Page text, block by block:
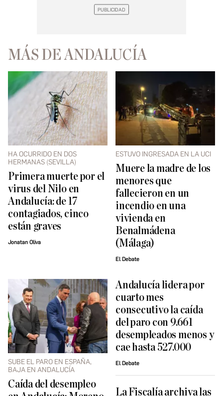
MÁS DE ANDALUCÍA
HA OCURRIDO EN DOS
HERMANAS (SEVILLA)
Primera muerte por el
virus del Nilo en
Andalucía: de 17
contagiados, cinco
están graves
Jonatan Oliva
ESTUVO INGRESADA EN LA UCI
Muere la madre de los
menores que
fallecieron en un
incendio en una
vivienda en
Benalmádena
(Málaga)
El Debate
SUBE EL PARO EN ESPAÑA,
BAJA EN ANDALUCÍA
Caída del desempleo
Andalucía lidera por
cuarto mes
consecutivo la caída
del paro con 9.661
desempleados menos y
cae hasta 527.000
El Debate
La Fiscalía archiva las